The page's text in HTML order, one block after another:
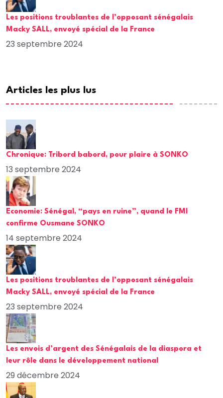
Les positions troublantes de l’opposant sénégalais
Macky SALL, envoyé spécial de la France
23 septembre 2024
Articles les plus lus
Chronique: Tribord babord, pour plaire à SONKO
13 septembre 2024
Economie: Sénégal, “pays en ruine”, quand le FMI
confirme Ousmane SONKO
14 septembre 2024
Les positions troublantes de l’opposant sénégalais
Macky SALL, envoyé spécial de la France
23 septembre 2024
Les envois d’argent des Sénégalais de la diaspora et
leur rôle dans le développement national
29 décembre 2024